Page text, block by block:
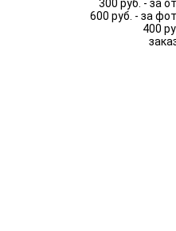
300 руб. - за
600 руб. - за
400